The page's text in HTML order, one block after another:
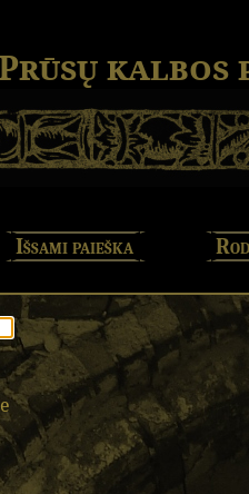
Prūsų kalbos
Išsami paieška